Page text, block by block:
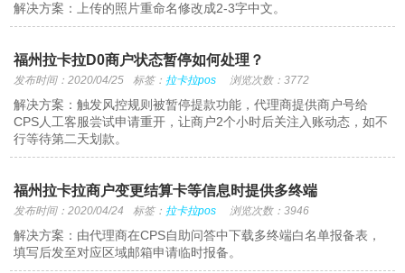
解决方案：上传的照片重命名修改成2-3字中文。
福州拉卡拉D0商户状态暂停如何处理？
发布时间：2020/04/25 标签： 拉卡拉pos 浏览次数：3772
解决方案：触发风控规则被暂停提款功能，代理商提供商户号给
CPS人工客服尝试申请重开，让商户2个小时后关注入账动态，如不
行等待第二天划款。
福州拉卡拉商户变更结算卡等信息时提供多终端
发布时间：2020/04/24 标签： 拉卡拉pos 浏览次数：3946
解决方案：由代理商在CPS自助问答中下载多终端白名单报备表，
填写后发至对应区域邮箱申请临时报备。